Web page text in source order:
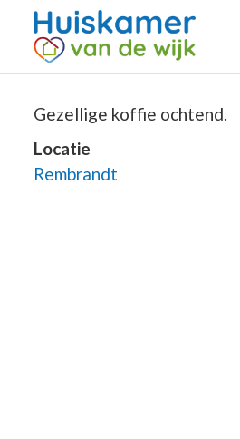
Gezellige koffie ochtend.
Locatie
Rembrandt